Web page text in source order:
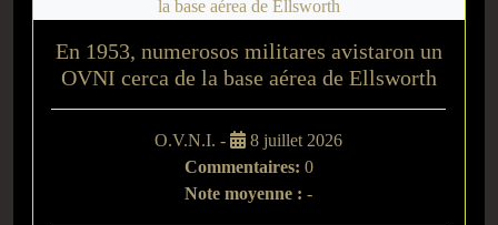
En 1953, numerosos militares avistaron un
OVNI cerca de la base aérea de Ellsworth
O.V.N.I. -
8 juillet 2026
Commentaires: 0
Note moyenne : -